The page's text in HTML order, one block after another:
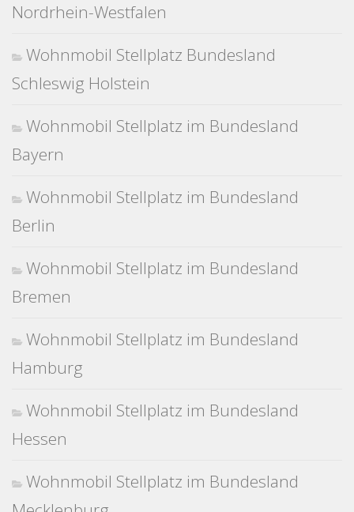
Nordrhein-Westfalen
Wohnmobil Stellplatz Bundesland
Schleswig Holstein
Wohnmobil Stellplatz im Bundesland
Bayern
Wohnmobil Stellplatz im Bundesland
Berlin
Wohnmobil Stellplatz im Bundesland
Bremen
Wohnmobil Stellplatz im Bundesland
Hamburg
Wohnmobil Stellplatz im Bundesland
Hessen
Wohnmobil Stellplatz im Bundesland